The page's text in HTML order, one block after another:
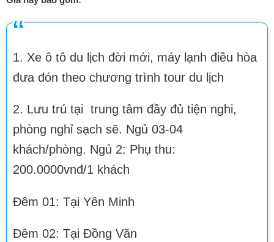
1. Xe ô tô du lịch đời mới, máy lạnh điều hòa
đưa đón theo chương trình tour du lịch
2. Lưu trú tại trung tâm đầy đủ tiện nghi,
phòng nghỉ sạch sẽ. Ngủ 03-04
khách/phòng. Ngủ 2: Phụ thu:
200.0000vnđ/1 khách
Đêm 01: Tại Yên Minh
Đêm 02: Tại Đồng Văn